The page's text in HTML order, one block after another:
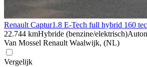
Renault Captur1.8 E-Tech full hybrid 160
22.744 kmHybride (benzine/elektrisch)
Van Mossel Renault Waalwijk, (NL)
Vergelijk